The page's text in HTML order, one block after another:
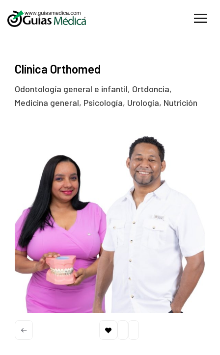
Clínica Orthomed
Odontología general e infantil, Ortdoncia,
Medicina general, Psicología, Urología, Nutrición